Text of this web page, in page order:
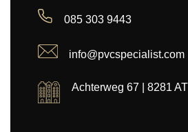
085 303 9443
info@pvcspecialist.com
Achterweg 67 | 8281